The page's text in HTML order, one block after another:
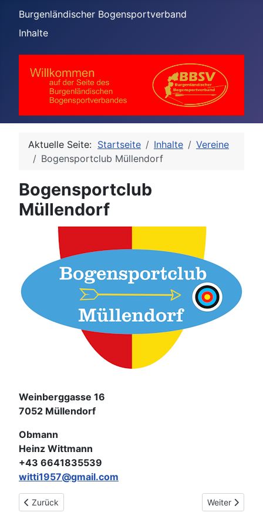
Burgenländischer Bogensportverband
Inhalte
Aktuelle Seite: Startseite Inhalte
Vereine
Bogensportclub Müllendorf
Bogensportclub
Müllendorf
Weinberggasse 16
7052 Müllendorf
Obmann
Heinz Wittmann
+43 6641835539
witti1957@gmail.com
Vorheriger Beitrag: Bogenschützenclub Breitenbrunn
Zurück Nächster
Weiter